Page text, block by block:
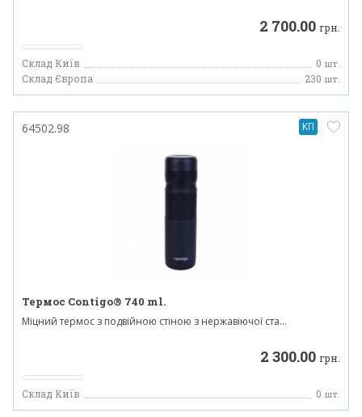
2 700.00 грн.
Склад Київ 0 шт.
Склад Європа 230 шт.
64502.98
Термос Contigo® 740 ml.
Міцний термос з подвійною стіною з нержавіючої ста...
2 300.00 грн.
Склад Київ 0 шт.
КП